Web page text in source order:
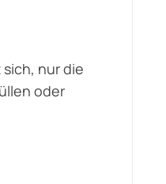
nur die
oder